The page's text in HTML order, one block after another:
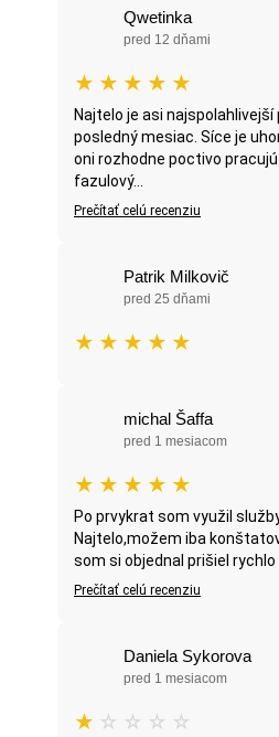
Qwetinka
pred 12 dňami
★ ★ ★ ★ ★
Najtelo je asi
posledný mesiac. Síce je
oni rozhodne poctivo
fazulový...
Prečítať celú recenziu
Patrik Milkovič
pred 25 dňami
★ ★ ★ ★ ★
michal Šaffa
pred 1 mesiacom
★ ★ ★ ★ ★
Po prvykrat som využil
Najtelo,možem iba
som si objednal prišiel rychlo
Prečítať celú recenziu
Daniela Sykorova
pred 1 mesiacom
★ ☆ ☆ ☆ ☆